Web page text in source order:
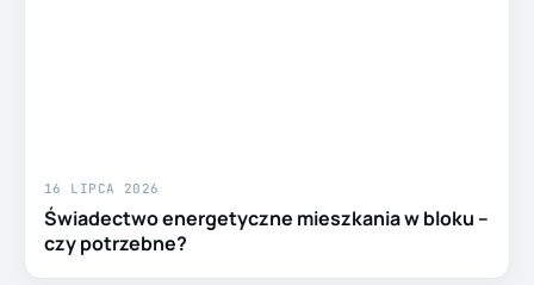
16 LIPCA 2026
Świadectwo energetyczne mieszkania w bloku –
czy potrzebne?